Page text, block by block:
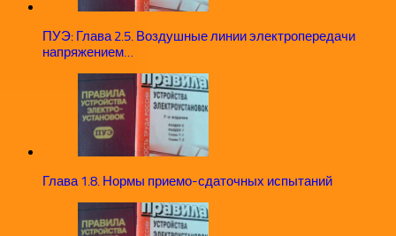
ПУЭ: Глава 2.5. Воздушные линии электропередачи
напряжением…
Глава 1.8. Нормы приемо-сдаточных испытаний